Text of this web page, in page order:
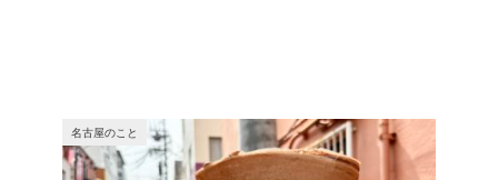
名古屋のこと